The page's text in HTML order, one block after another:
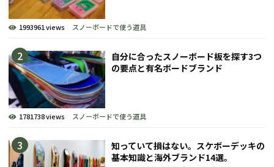
1993961 views スノーボードで使う道具
自分に合ったスノーボード板を探す3つ
の要点と有名ボードブランド
1781738 views スノーボードで使う道具
知っていて損はない。スケボーデッキの
基本知識と海外ブランド14選。